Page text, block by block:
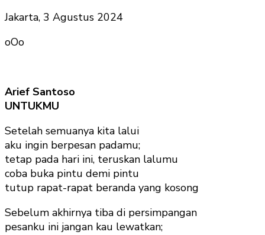
Jakarta, 3 Agustus 2024
oOo
Arief Santoso
UNTUKMU
Setelah semuanya kita lalui
aku ingin berpesan padamu;
tetap pada hari ini, teruskan lalumu
coba buka pintu demi pintu
tutup rapat-rapat beranda yang kosong
Sebelum akhirnya tiba di persimpangan
pesanku ini jangan kau lewatkan;